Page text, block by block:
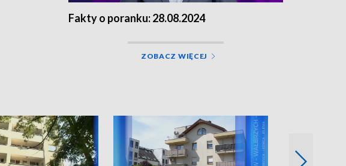
Fakty o poranku: 28.08.2024
ZOBACZ WIĘCEJ